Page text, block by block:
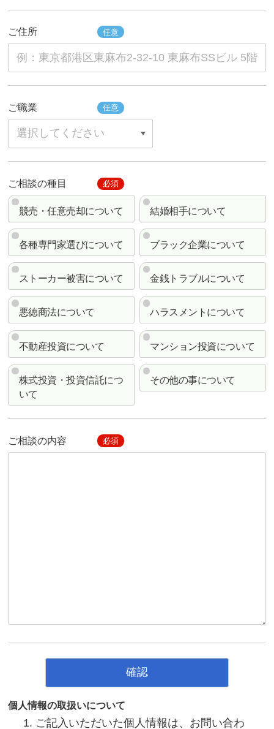
ご住所 任意
ご職業 任意
ご相談の種目 必須
競売・任意売却について 結婚相手について
各種専門家選びについて ブラック企業について
ストーカー被害について 金銭トラブルについて
悪徳商法について ハラスメントについて
不動産投資について マンション投資について
株式投資・投資信託につ
いて
その他の事について
ご相談の内容 必須
個人情報の取扱いについて
ご記入いただいた個人情報は、お問い合わ